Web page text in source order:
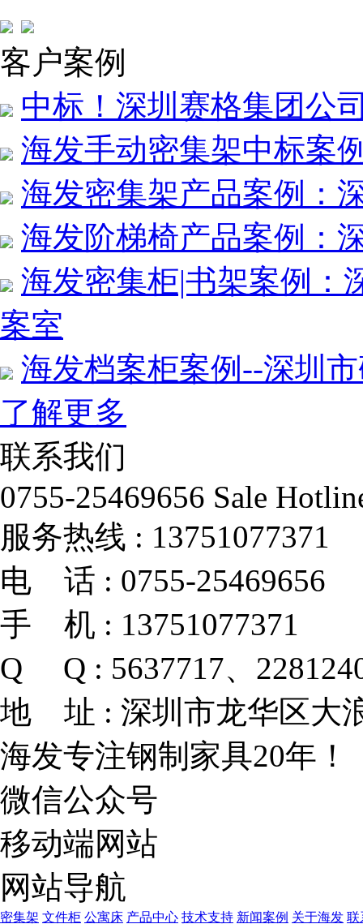
客户案例
中标！深圳赛格集团公
海发手动密集架中标案
海发密集架产品案例：
海发阶梯椅产品案例：
海发密集柜|书架案例：
案室
海发档案柜案例--深圳
了解更多
联系我们
0755-25469656 Sale
服务热线 : 13751077371
电 话 : 0755-25469656
手 机 : 13751077371
Q Q : 5637717、
地 址 : 深圳市龙华区大
海发专注钢制家具20年！
微信公众号
移动端网站
网站导航
密集架 文件柜 公寓床 产品中心 技术支持 新闻案例 关于海发 联